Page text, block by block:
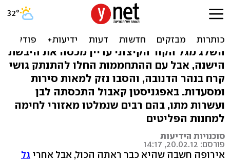
עולם משוגע: אירופה
מפשירה, אפגניסטן קופאת
השלג מגל הקור הקיצוני עדיין מכסה את היבשת
הישנה, אבל עם ההתחממות החלו להתנתק גושי
קרח בנהר הדנובה, והסבו נזק למאות סירות
ומסעדות. באפגניסטן קאבול התכסתה לבן
ועשרות מתו, בהם רבים שנמלטו מאזורי לחימה
למחנות הפליטים
סוכנויות הידיעות
פורסם: 20.02.12, 14:17
אירופה חשבה שהיא כבר ראתה הכול, אבל אחרי גל